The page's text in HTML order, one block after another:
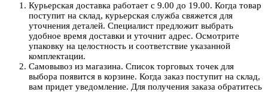
Курьерская доставка работает с 9.00 до 19.00. Когда товар
поступит на склад, курьерская служба свяжется для
уточнения деталей. Специалист предложит выбрать
удобное время доставки и уточнит адрес. Осмотрите
упаковку на целостность и соответствие указанной
комплектации.
Самовывоз из магазина. Список торговых точек для
выбора появится в корзине. Когда заказ поступит на склад,
вам придет уведомление. Для получения заказа обратитесь